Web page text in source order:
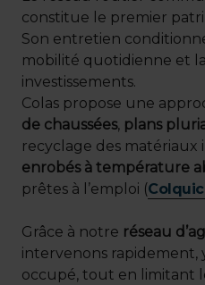
constitue le premier
Son entretien
mobilité quotidienne et
investissements.
Colas propose une
de chaussées, plans
recyclage des matériaux
enrobés à température
prêtes à l’emploi (
Grâce à notre réseau
intervenons rapidement,
occupé, tout en limitant